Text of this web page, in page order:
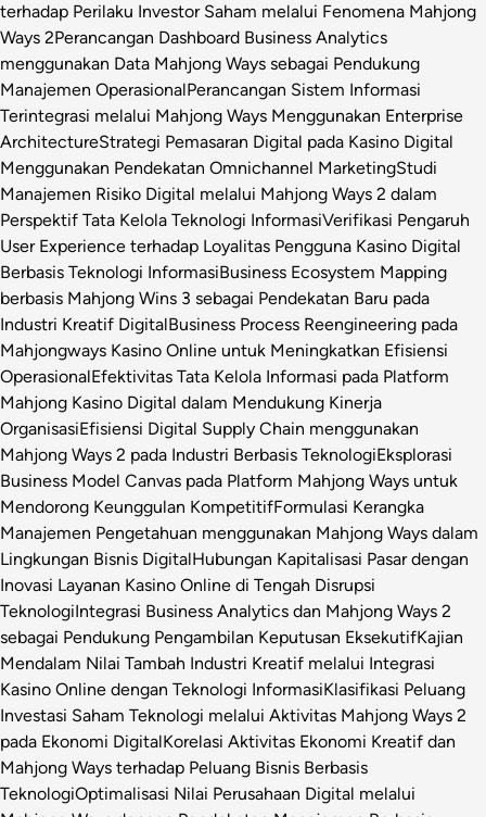
terhadap Perilaku Investor Saham melalui Fenomena Mahjong
Ways 2Perancangan Dashboard Business Analytics
menggunakan Data Mahjong Ways sebagai Pendukung
Manajemen OperasionalPerancangan Sistem Informasi
Terintegrasi melalui Mahjong Ways Menggunakan Enterprise
ArchitectureStrategi Pemasaran Digital pada Kasino Digital
Menggunakan Pendekatan Omnichannel MarketingStudi
Manajemen Risiko Digital melalui Mahjong Ways 2 dalam
Perspektif Tata Kelola Teknologi InformasiVerifikasi Pengaruh
User Experience terhadap Loyalitas Pengguna Kasino Digital
Berbasis Teknologi InformasiBusiness Ecosystem Mapping
berbasis Mahjong Wins 3 sebagai Pendekatan Baru pada
Industri Kreatif DigitalBusiness Process Reengineering pada
Mahjongways Kasino Online untuk Meningkatkan Efisiensi
OperasionalEfektivitas Tata Kelola Informasi pada Platform
Mahjong Kasino Digital dalam Mendukung Kinerja
OrganisasiEfisiensi Digital Supply Chain menggunakan
Mahjong Ways 2 pada Industri Berbasis TeknologiEksplorasi
Business Model Canvas pada Platform Mahjong Ways untuk
Mendorong Keunggulan KompetitifFormulasi Kerangka
Manajemen Pengetahuan menggunakan Mahjong Ways dalam
Lingkungan Bisnis DigitalHubungan Kapitalisasi Pasar dengan
Inovasi Layanan Kasino Online di Tengah Disrupsi
TeknologiIntegrasi Business Analytics dan Mahjong Ways 2
sebagai Pendukung Pengambilan Keputusan EksekutifKajian
Mendalam Nilai Tambah Industri Kreatif melalui Integrasi
Kasino Online dengan Teknologi InformasiKlasifikasi Peluang
Investasi Saham Teknologi melalui Aktivitas Mahjong Ways 2
pada Ekonomi DigitalKorelasi Aktivitas Ekonomi Kreatif dan
Mahjong Ways terhadap Peluang Bisnis Berbasis
TeknologiOptimalisasi Nilai Perusahaan Digital melalui